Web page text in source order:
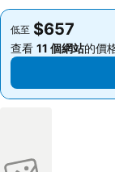
低至 $657
查看 11 個網站的價
低至 $657
查看 11 個網站的價